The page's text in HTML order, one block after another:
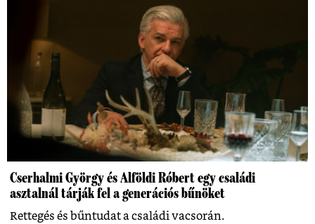
Cserhalmi György és Alföldi Róbert egy családi
asztalnál tárják fel a generációs bűnöket
Rettegés és bűntudat a családi vacsorán.